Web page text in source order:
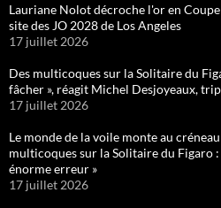
Lauriane Nolot décroche l'or en
site des JO 2028 de Los Angeles
17 juillet 2026
Des multicoques sur la Solitaire du
fâcher », réagit Michel Desjoyeaux,
17 juillet 2026
Le monde de la voile monte au
multicoques sur la Solitaire du Figaro
énorme erreur »
17 juillet 2026